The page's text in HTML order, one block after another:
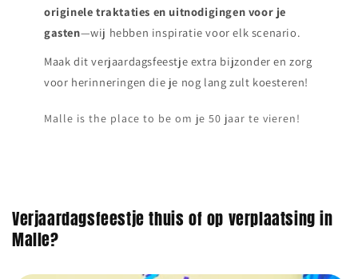
originele traktaties en uitnodigingen voor je
gasten—wij hebben inspiratie voor elk scenario.
Maak dit verjaardagsfeestje extra bijzonder en zorg
voor herinneringen die je nog lang zult koesteren!
Malle is the place to be om je 50 jaar te vieren!
Verjaardagsfeestje thuis of op verplaatsing in
Malle?